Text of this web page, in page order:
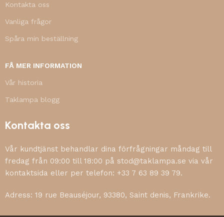
Kontakta oss
Vanliga frågor
Spåra min beställning
FÅ MER INFORMATION
Vår historia
Taklampa blogg
Kontakta oss
Vår kundtjänst behandlar dina förfrågningar måndag till
fredag från 09:00 till 18:00 på stod@taklampa.se via vår
kontaktsida eller per telefon: +33 7 63 89 39 79.
Adress: 19 rue Beauséjour, 93380, Saint denis, Frankrike.